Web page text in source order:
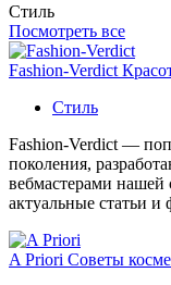
Стиль
Посмотреть все
Fashion-Verdict
Стиль
Fashion-Verdict —
поколения,
вебмастерами нашей
актуальные статьи
A Priori Советы